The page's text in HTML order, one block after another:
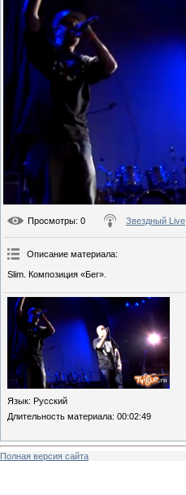
Просмотры: 0 Звездный Live
Описание материала:
Slim. Композиция «Бег».
Язык: Русский
Длительность материала: 00:02:49
Полная версия сайта